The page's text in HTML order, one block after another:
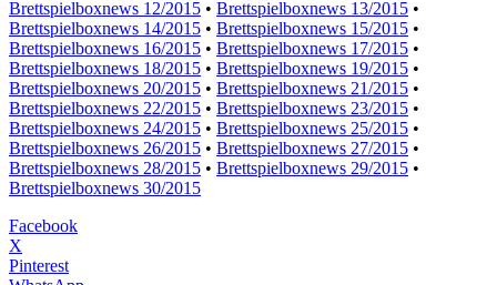
Brettspielboxnews 12/2015 • Brettspielboxnews 13/2015 •
Brettspielboxnews 14/2015 • Brettspielboxnews 15/2015 •
Brettspielboxnews 16/2015 • Brettspielboxnews 17/2015 •
Brettspielboxnews 18/2015 • Brettspielboxnews 19/2015 •
Brettspielboxnews 20/2015 • Brettspielboxnews 21/2015 •
Brettspielboxnews 22/2015 • Brettspielboxnews 23/2015 •
Brettspielboxnews 24/2015 • Brettspielboxnews 25/2015 •
Brettspielboxnews 26/2015 • Brettspielboxnews 27/2015 •
Brettspielboxnews 28/2015 • Brettspielboxnews 29/2015 •
Brettspielboxnews 30/2015
Facebook
X
Pinterest